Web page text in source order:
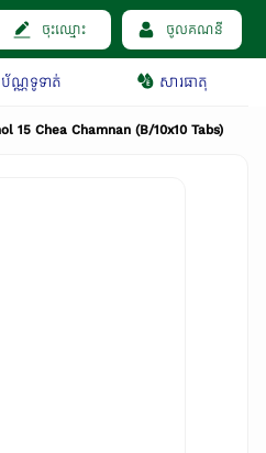
ចុះឈ្មោះ ចូលគណនី
ប័ណ្ណទូទាត់ សារធាតុ
15 Chea Chamnan (B/10x10 Tabs)